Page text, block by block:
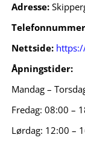
Adresse:
Nettside:
Åpningstider:
Mandag –
Fredag: 08:00 –
Lørdag: 12:00 –